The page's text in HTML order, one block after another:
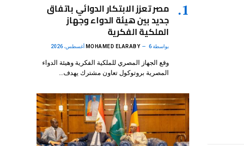
مصر تعزز الابتكار الدوائي باتفاق
جديد بين هيئة الدواء وجهاز
الملكية الفكرية
بواسطة MOHAMED ELARABY 6 أغسطس، 2026
وقع الجهاز المصري للملكية الفكرية وهيئة الدواء
المصرية بروتوكول تعاون مشترك يهدف…